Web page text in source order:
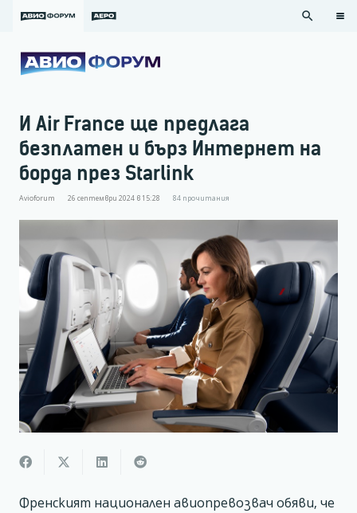
search
И Air France ще предлага
безплатен и бърз Интернет на
борда през Starlink
Avioforum 26 септември 2024 в 15:28 84 прочитания
Френският национален авиопревозвач обяви, че